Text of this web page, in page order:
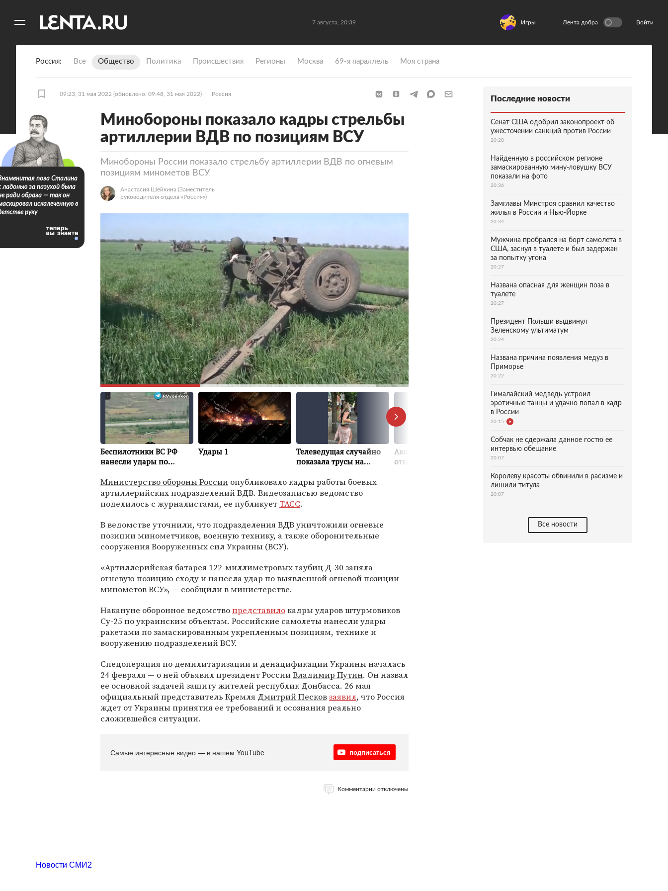
7 августа, 20:39 Игры Лента добра Войти
Россия Все Общество Политика Происшествия Регионы Москва 69-я параллель Моя страна
09:23, 31 мая 2022 (обновлено: 09:48, 31 мая 2022) Россия
Минобороны показало кадры стрельбы
артиллерии ВДВ по позициям ВСУ
Минобороны России показало стрельбу артиллерии ВДВ по огневым
позициям минометов ВСУ
Анастасия Шейкина (Заместитель
руководителя отдела «Россия»)
Министерство обороны России опубликовало кадры работы боевых
артиллерийских подразделений ВДВ. Видеозаписью ведомство
поделилось с журналистами, ее публикует ТАСС.
В ведомстве уточнили, что подразделения ВДВ уничтожили огневые
позиции минометчиков, военную технику, а также оборонительные
сооружения Вооруженных сил Украины (ВСУ).
«Артиллерийская батарея 122-миллиметровых гаубиц Д-30 заняла
огневую позицию сходу и нанесла удар по выявленной огневой позиции
минометов ВСУ», — сообщили в министерстве.
Накануне оборонное ведомствопредставилокадры ударов штурмовиков
Су-25 по украинским объектам. Российские самолеты нанесли удары
ракетами по замаскированным укрепленным позициям, технике и
вооружению подразделений ВСУ.
Спецоперация по демилитаризации и денацификации Украины началась
24 февраля — о ней объявил президент РоссииВладимир Путин. Он назвал
ее основной задачей защиту жителей республик Донбасса. 26 мая
официальный представитель Кремля Дмитрий Песковзаявил, что Россия
ждет от Украины принятия ее требований и осознания реально
сложившейся ситуации.
Самые интересные видео — в нашем YouTube подписаться
Комментарии отключены
поза Сталина
ладонью за пазухой была
ради образа — так он
искалеченную в
руку
Последние новости
Сенат США одобрил законопроект об
ужесточении санкций против России
20:28
Найденную в российском регионе
замаскированную мину-ловушку ВСУ
показали на фото
20:36
Замглавы Минстроя сравнил качество
жилья в России и Нью-Йорке
20:34
Мужчина пробрался на борт самолета в
США, заснул в туалете и был задержан
за попытку угона
20:27
Названа опасная для женщин поза в
туалете
20:27
Президент Польши выдвинул
Зеленскому ультиматум
20:24
Названа причина появления медуз в
Приморье
20:22
Гималайский медведь устроил
эротичные танцы и удачно попал в кадр
в России
20:15
Собчак не сдержала данное гостю ее
интервью обещание
20:07
Королеву красоты обвинили в расизме и
лишили титула
20:07
Все новости
Новости СМИ2